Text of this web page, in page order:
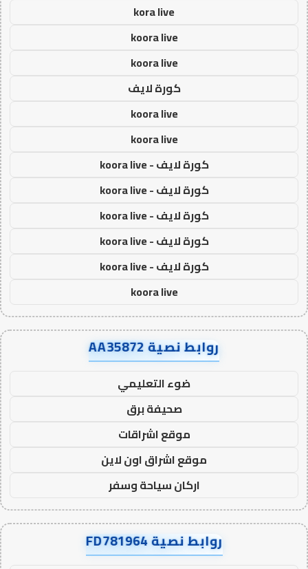
kora live
koora live
koora live
كورة لايف
koora live
koora live
كورة لايف - koora live
كورة لايف - koora live
كورة لايف - koora live
كورة لايف - koora live
كورة لايف - koora live
koora live
روابط نصية AA35872
ضوء التعليمي
صحيفة برق
موقع اشراقات
موقع اشراق اون لاين
اركان سياحة وسفر
روابط نصية FD781964